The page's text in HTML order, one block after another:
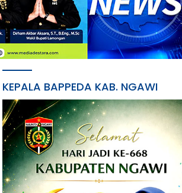
KEPALA BAPPEDA KAB. NGAWI